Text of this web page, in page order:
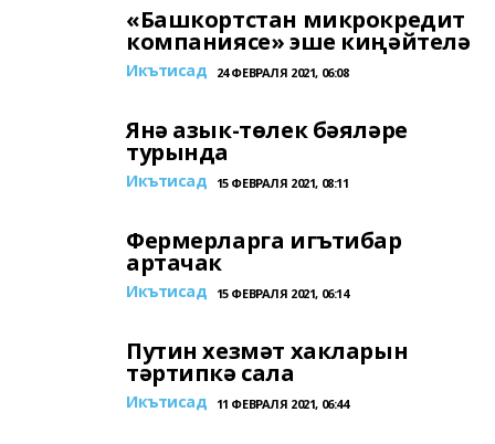
«Башкортстан микрокредит
компаниясе» эше киңәйтелә
Икътисад 24 ФЕВРАЛЯ 2021, 06:08
Янә азык-төлек бәяләре
турында
Икътисад 15 ФЕВРАЛЯ 2021, 08:11
Фермерларга игътибар
артачак
Икътисад 15 ФЕВРАЛЯ 2021, 06:14
Путин хезмәт хакларын
тәртипкә сала
Икътисад 11 ФЕВРАЛЯ 2021, 06:44